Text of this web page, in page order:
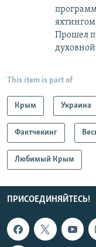
Прошел
This item is part of
Крым Украина
Фактчекинг
Любимый Крым
ПРИСОЕДИНЯЙТЕСЬ!